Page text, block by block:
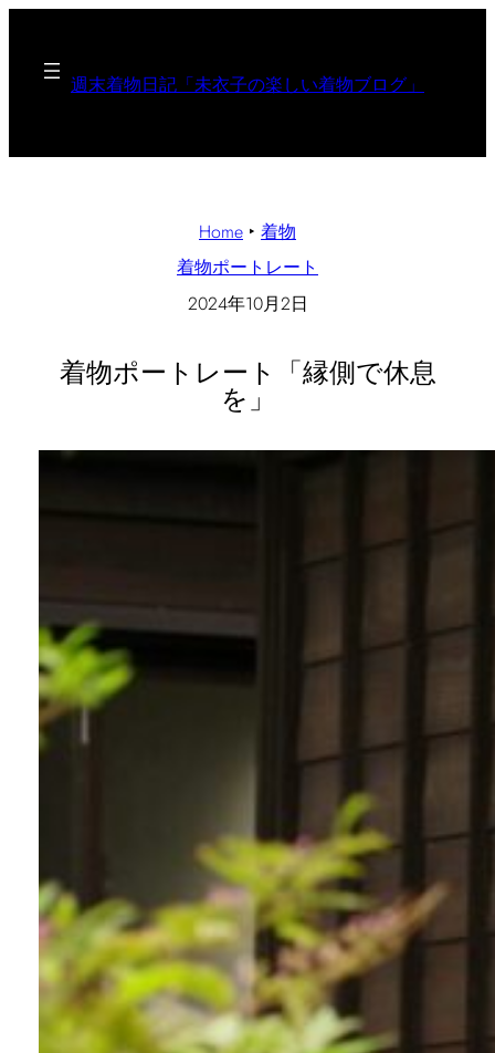
週末着物日記「未衣子の楽しい着物ブログ」
Home ‣ 着物
着物ポートレート
2024年10月2日
着物ポートレート「縁側で休息
を」